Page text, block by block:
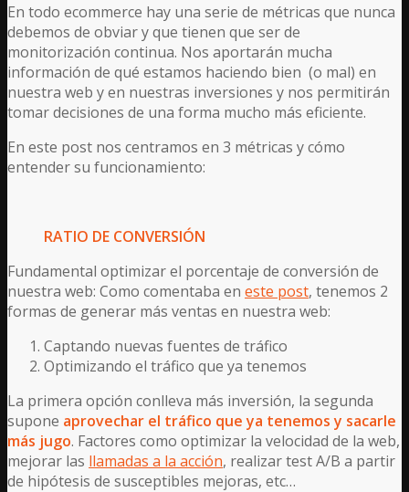
En todo ecommerce hay una serie de métricas que nunca
debemos de obviar y que tienen que ser de
monitorización continua. Nos aportarán mucha
información de qué estamos haciendo bien (o mal) en
nuestra web y en nuestras inversiones y nos permitirán
tomar decisiones de una forma mucho más eficiente.
En este post nos centramos en 3 métricas y cómo
entender su funcionamiento:
RATIO DE CONVERSIÓN
Fundamental optimizar el porcentaje de conversión de
nuestra web: Como comentaba en este post, tenemos 2
formas de generar más ventas en nuestra web:
Captando nuevas fuentes de tráfico
Optimizando el tráfico que ya tenemos
La primera opción conlleva más inversión, la segunda
supone aprovechar el tráfico que ya tenemos y sacarle
más jugo. Factores como optimizar la velocidad de la web,
mejorar las llamadas a la acción, realizar test A/B a partir
de hipótesis de susceptibles mejoras, etc…